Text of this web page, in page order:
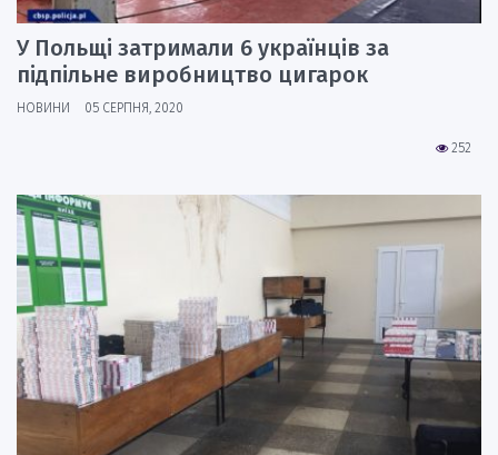
У Польщі затримали 6 українців за
підпільне виробництво цигарок
НОВИНИ 05 СЕРПНЯ, 2020
252